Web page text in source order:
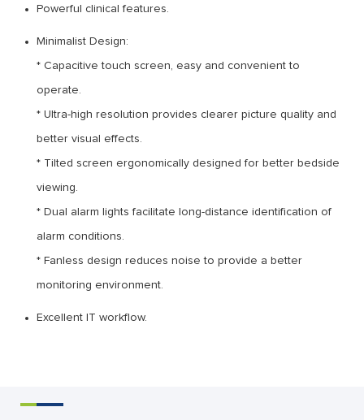
Powerful clinical features.
Minimalist Design:
* Capacitive touch screen, easy and convenient to
operate.
* Ultra-high resolution provides clearer picture quality and
better visual effects.
* Tilted screen ergonomically designed for better bedside
viewing.
* Dual alarm lights facilitate long-distance identification of
alarm conditions.
* Fanless design reduces noise to provide a better
monitoring environment.
Excellent IT workflow.